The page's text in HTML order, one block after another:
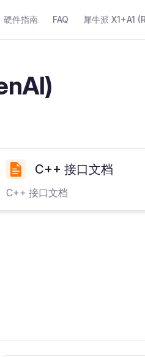
硬件指南 FAQ 犀牛派 X1+A1
C++ 接口文档
C++ 接口文档